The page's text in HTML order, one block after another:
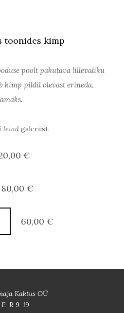
toonides kimp
poolt pakutava lillevaliku
kimp pildil olevast erineda.
leiad galeriist.
€
80,00 €
60,00 €
Kaktus OÜ
E-R 9-19